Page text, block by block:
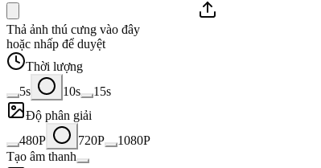
Thả ảnh thú cưng vào đây
hoặc nhấp để duyệt
Thời lượng
5s
10s
15s
Độ phân giải
480P
720P
1080P
Tạo âm thanh